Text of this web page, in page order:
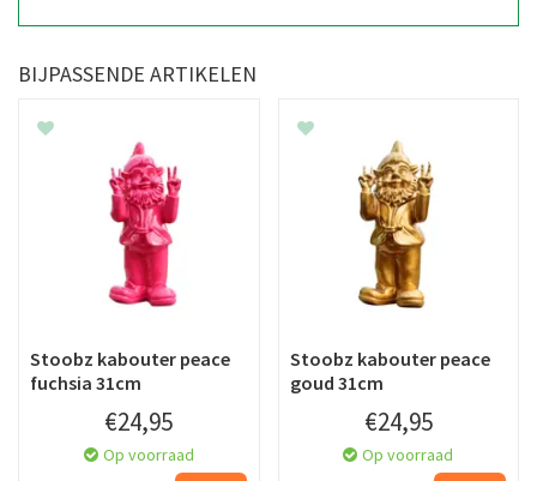
BIJPASSENDE ARTIKELEN
Stoobz kabouter peace
fuchsia 31cm
€24,95
Op voorraad
Stoobz kabouter peace
goud 31cm
€24,95
Op voorraad